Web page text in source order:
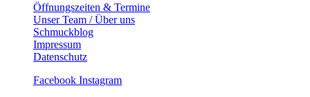
Öffnungszeiten & Termine
Unser Team / Über uns
Schmuckblog
Impressum
Datenschutz
Facebook Instagram